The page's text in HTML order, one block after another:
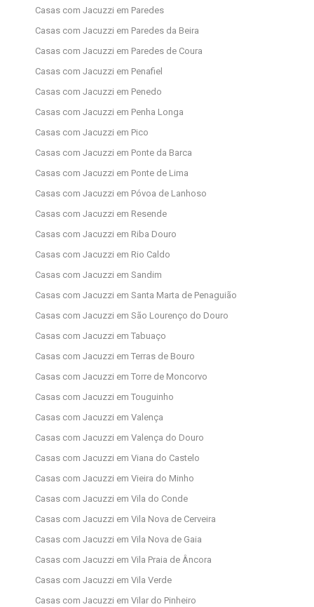
Casas com Jacuzzi em Paredes
Casas com Jacuzzi em Paredes da Beira
Casas com Jacuzzi em Paredes de Coura
Casas com Jacuzzi em Penafiel
Casas com Jacuzzi em Penedo
Casas com Jacuzzi em Penha Longa
Casas com Jacuzzi em Pico
Casas com Jacuzzi em Ponte da Barca
Casas com Jacuzzi em Ponte de Lima
Casas com Jacuzzi em Póvoa de Lanhoso
Casas com Jacuzzi em Resende
Casas com Jacuzzi em Riba Douro
Casas com Jacuzzi em Rio Caldo
Casas com Jacuzzi em Sandim
Casas com Jacuzzi em Santa Marta de Penaguião
Casas com Jacuzzi em São Lourenço do Douro
Casas com Jacuzzi em Tabuaço
Casas com Jacuzzi em Terras de Bouro
Casas com Jacuzzi em Torre de Moncorvo
Casas com Jacuzzi em Touguinho
Casas com Jacuzzi em Valença
Casas com Jacuzzi em Valença do Douro
Casas com Jacuzzi em Viana do Castelo
Casas com Jacuzzi em Vieira do Minho
Casas com Jacuzzi em Vila do Conde
Casas com Jacuzzi em Vila Nova de Cerveira
Casas com Jacuzzi em Vila Nova de Gaia
Casas com Jacuzzi em Vila Praia de Âncora
Casas com Jacuzzi em Vila Verde
Casas com Jacuzzi em Vilar do Pinheiro